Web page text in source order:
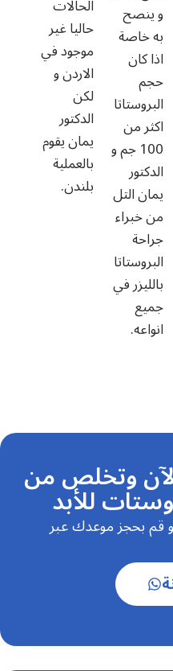
و ينصح
به خاصة
اذا كان
حجم
البروستاتا
اكثر من
100 جم و
الدكتور
يمان التل
من خبراء
جراحة
البروستاتا
بالليزر في
جميع
انواعه.
الحالات
حاليا غير
موجود في
الاردن و
لكن
الدكتور
يمان يقوم
بالعملية
بلندن.
وتخلص من
للأبد
أو قم بحجز موعدك عبر